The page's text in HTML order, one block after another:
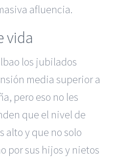
afluencia.
vida
los jubilados
media superior a
pero eso no les
que el nivel de
alto y que no solo
por sus hijos y nietos